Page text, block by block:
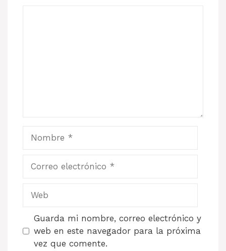
electrónico
Guarda mi nombre, correo electrónico y
web en este navegador para la próxima
vez que comente.